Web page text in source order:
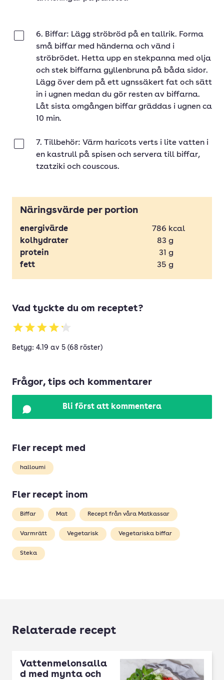
6. Biffar: Lägg ströbröd på en tallrik. Forma
små biffar med händerna och vänd i
ströbrödet. Hetta upp en stekpanna med olja
och stek biffarna gyllenbruna på båda sidor.
Lägg över dem på ett ugnssäkert fat och sätt
in i ugnen medan du gör resten av biffarna.
Låt sista omgången biffar gräddas i ugnen ca
10 min.
7. Tillbehör: Värm haricots verts i lite vatten i
en kastrull på spisen och servera till biffar,
tzatziki och couscous.
Näringsvärde per portion
energivärde 786 kcal
kolhydrater
83 g
protein
31 g
fett
35 g
Vad tyckte du om receptet?
Betyg: 4.19 av 5 (68 röster)
Frågor, tips och kommentarer
Bli först att kommentera
Fler recept med
halloumi
Fler recept inom
Biffar Mat Recept från våra Matkassar
Varmrätt Vegetarisk Vegetariska biffar
Steka
Relaterade recept
Vattenmelonsalla
d med mynta och